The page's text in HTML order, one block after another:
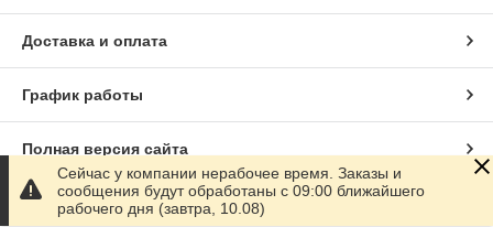
Доставка и оплата
График работы
Полная версия сайта
Сайт создан на маркетплейсеSatu.kz
Сейчас у компании нерабочее время. Заказы и
сообщения будут обработаны с 09:00 ближайшего
рабочего дня (завтра, 10.08)